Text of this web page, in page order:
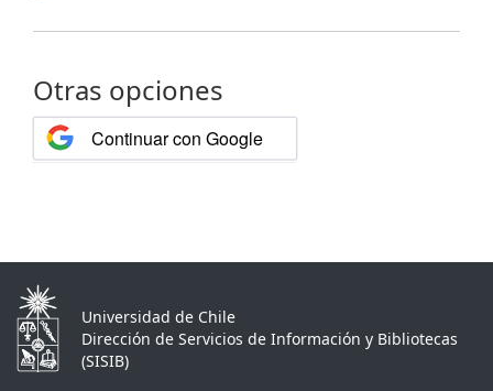
Otras opciones
Continuar con Google
Universidad de Chile
Dirección de Servicios de Información y Bibliotecas
(SISIB)